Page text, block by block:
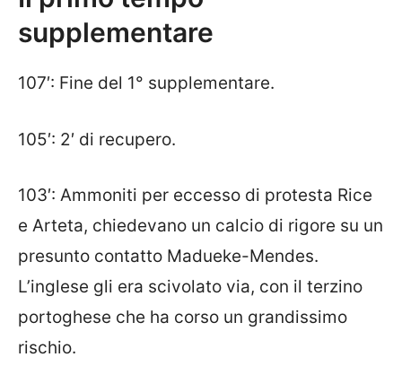
supplementare
107′: Fine del 1° supplementare.
105′: 2′ di recupero.
103′: Ammoniti per eccesso di protesta Rice
e Arteta, chiedevano un calcio di rigore su un
presunto contatto Madueke-Mendes.
L’inglese gli era scivolato via, con il terzino
portoghese che ha corso un grandissimo
rischio.